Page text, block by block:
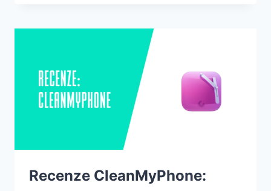
Recenze CleanMyPhone: